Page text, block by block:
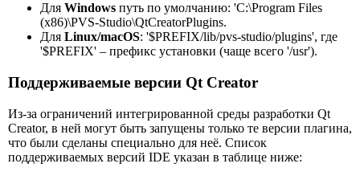
Для Windows путь по умолчанию: 'C:\Program Files
(x86)\PVS-Studio\QtCreatorPlugins.
Для Linux/macOS: '$PREFIX/lib/pvs-studio/plugins', где
'$PREFIX' – префикс установки (чаще всего '/usr').
Поддерживаемые версии Qt Creator
Из-за ограничений интегрированной среды разработки Qt
Creator, в ней могут быть запущены только те версии плагина,
что были сделаны специально для неё. Список
поддерживаемых версий IDE указан в таблице ниже: